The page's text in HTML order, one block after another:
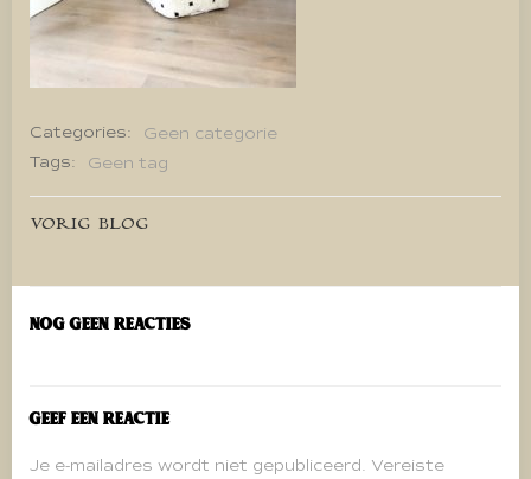
Categories:
Geen categorie
Tags:
Geen tag
Bericht
navigatie
VORIG BLOG
Nog geen reacties
Geef een reactie
Je e-mailadres wordt niet gepubliceerd. Vereiste